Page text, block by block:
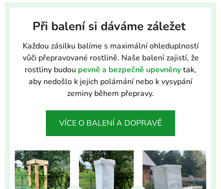
Při balení si dáváme záležet
Každou zásilku balíme s maximální ohleduplností
vůči přepravované rostlině. Naše balení zajistí, že
rostliny budou pevně a bezpečně upevněnytak,
aby nedošlo k jejich polámání nebo k vysypání
zeminy během přepravy.
VÍCE O BALENÍ A DOPRAVĚ